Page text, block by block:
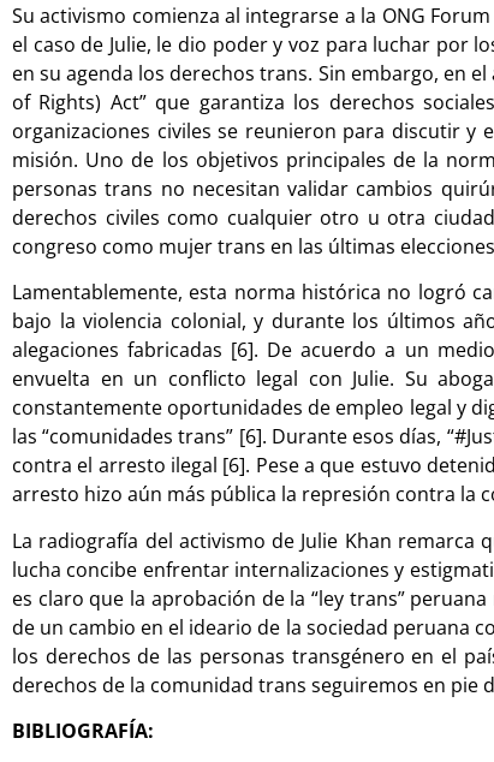
Su activismo comienza al integrarse a la ONG
el caso de Julie, le dio poder y voz para luchar por
en su agenda los derechos trans. Sin embargo, en
of Rights) Act” que garantiza los derechos
organizaciones civiles se reunieron para discutir y
misión. Uno de los objetivos principales de la
personas trans no necesitan validar cambios
derechos civiles como cualquier otro u otra
congreso como mujer trans en las últimas
Lamentablemente, esta norma histórica no logró
bajo la violencia colonial, y durante los últimos
alegaciones fabricadas [6]. De acuerdo a un
envuelta en un conflicto legal con Julie. Su
constantemente oportunidades de empleo legal y
las “comunidades trans” [6]. Durante esos días,
contra el arresto ilegal [6]. Pese a que estuvo
arresto hizo aún más pública la represión contra la
La radiografía del activismo de Julie Khan
lucha concibe enfrentar internalizaciones y
es claro que la aprobación de la “ley trans”
de un cambio en el ideario de la sociedad peruana
los derechos de las personas transgénero en el
derechos de la comunidad trans seguiremos en pie
BIBLIOGRAFÍA: